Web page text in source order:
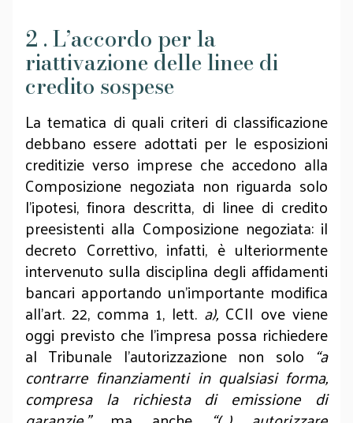
2 . L’accordo per la
riattivazione delle linee di
credito sospese
La tematica di quali criteri di classificazione
debbano essere adottati per le esposizioni
creditizie verso imprese che accedono alla
Composizione negoziata non riguarda solo
l’ipotesi, finora descritta, di linee di credito
preesistenti alla Composizione negoziata: il
decreto Correttivo, infatti, è ulteriormente
intervenuto sulla disciplina degli affidamenti
bancari apportando un’importante modifica
all’art. 22, comma 1, lett. a), CCII ove viene
oggi previsto che l’impresa possa richiedere
al Tribunale l’autorizzazione non solo “a
contrarre finanziamenti in qualsiasi forma,
compresa la richiesta di emissione di